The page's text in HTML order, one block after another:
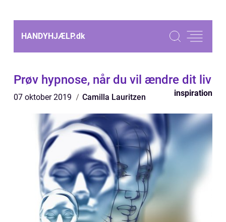
HANDYHJÆLP.dk
Prøv hypnose, når du vil ændre dit liv
07 oktober 2019 Camilla Lauritzen inspiration